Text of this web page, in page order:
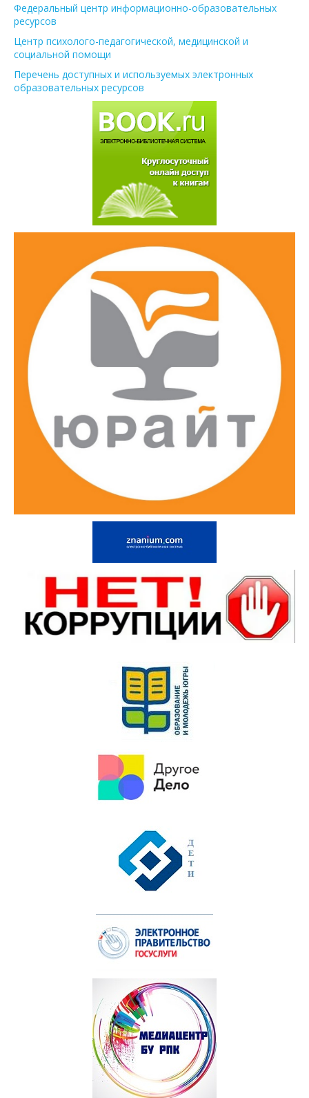
Федеральный центр информационно-образовательных
ресурсов
Центр психолого-педагогической, медицинской и
социальной помощи
Перечень доступных и используемых электронных
образовательных ресурсов